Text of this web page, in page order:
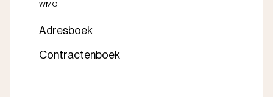
WMO
Adresboek
Contractenboek